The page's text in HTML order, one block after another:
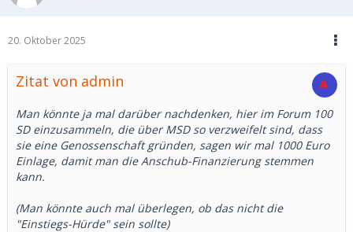
20. Oktober 2025
Zitat von admin
Man könnte ja mal darüber nachdenken, hier im Forum 100
SD einzusammeln, die über MSD so verzweifelt sind, dass
sie eine Genossenschaft gründen, sagen wir mal 1000 Euro
Einlage, damit man die Anschub-Finanzierung stemmen
kann.
(Man könnte auch mal überlegen, ob das nicht die
"Einstiegs-Hürde" sein sollte)